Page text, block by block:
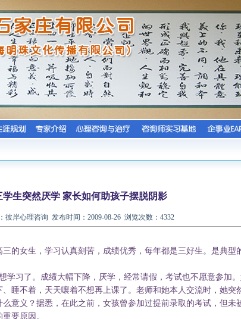
学生突然厌学 家长如何助孩子摆脱阴影
彼岸心理咨询 发布时间：2009-08-26 浏览次数：4332
女生，学习认真刻苦，成绩优秀，每年都是三好生。是典型
学习了。成绩大幅下降，厌学，经常请假，考试也不愿意参加
睡不着，天天嚷着不想再上课了。老师和她本人交流时，她突
意义？据悉，在此之前，女孩曾参加过提前录取的考试，但未
要原因。